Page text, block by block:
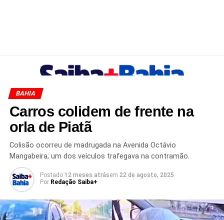
BAHIA
Carros colidem de frente na
orla de Piatã
Colisão ocorreu de madrugada na Avenida Octávio
Mangabeira; um dos veículos trafegava na contramão.
Postado 12 meses atrásem 22 de agosto, 2025
Por Redação Saiba+